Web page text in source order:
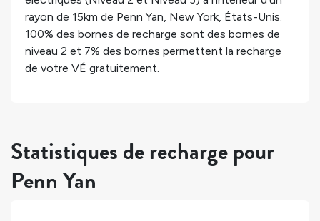
rayon de 15km de Penn Yan, New York, États-Unis.
100% des bornes de recharge sont des bornes de
niveau 2 et 7% des bornes permettent la recharge
de votre VÉ gratuitement.
Statistiques de recharge pour
Penn Yan